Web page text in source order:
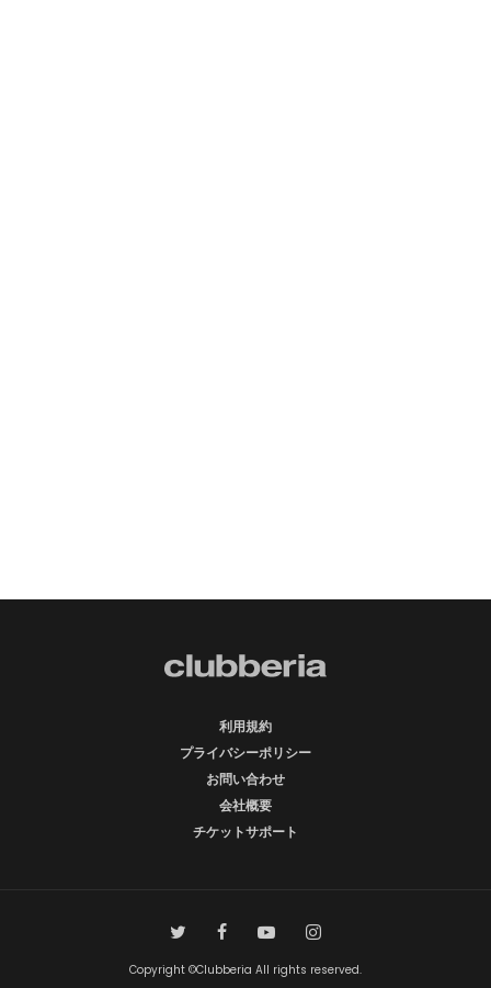
利用規約
プライバシーポリシー
お問い合わせ
会社概要
チケットサポート
Copyright ©Clubberia All rights reserved.